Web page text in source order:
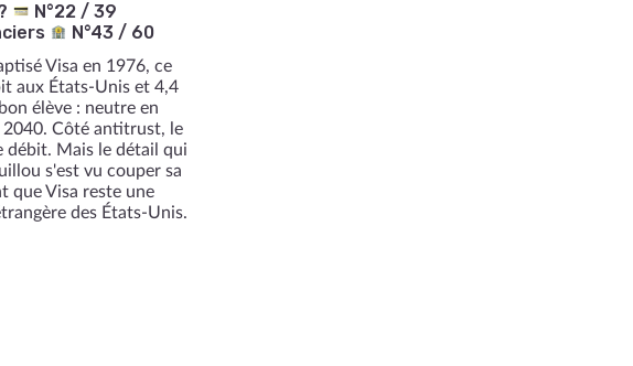
N°22 / 39
N°43 / 60
Visa en 1976, ce
aux États-Unis et 4,4
élève : neutre en
2040. Côté antitrust, le
débit. Mais le détail qui
s'est vu couper sa
que Visa reste une
des États-Unis.